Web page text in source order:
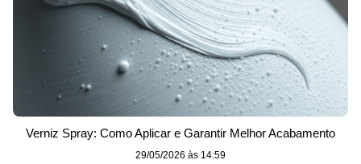
Verniz Spray: Como Aplicar e Garantir Melhor Acabamento
29/05/2026 às 14:59